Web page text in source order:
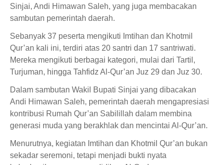
Sinjai, Andi Himawan Saleh, yang juga membacakan
sambutan pemerintah daerah.
Sebanyak 37 peserta mengikuti Imtihan dan Khotmil
Qur’an kali ini, terdiri atas 20 santri dan 17 santriwati.
Mereka mengikuti berbagai kategori, mulai dari Tartil,
Turjuman, hingga Tahfidz Al-Qur’an Juz 29 dan Juz 30.
Dalam sambutan Wakil Bupati Sinjai yang dibacakan
Andi Himawan Saleh, pemerintah daerah mengapresiasi
kontribusi Rumah Qur’an Sabilillah dalam membina
generasi muda yang berakhlak dan mencintai Al-Qur’an.
Menurutnya, kegiatan Imtihan dan Khotmil Qur’an bukan
sekadar seremoni, tetapi menjadi bukti nyata